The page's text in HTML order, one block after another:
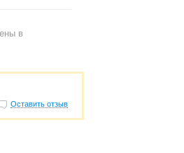
в
Оставить отзыв